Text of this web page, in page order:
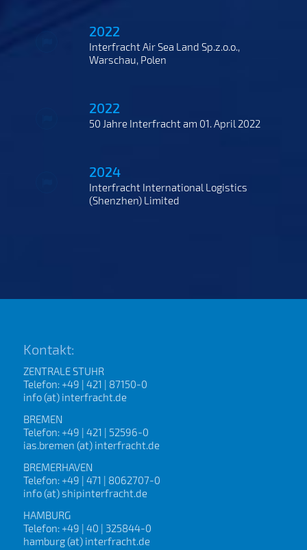
2022
Interfracht Air Sea Land Sp.z.o.o.,
Warschau, Polen
2022
50 Jahre Interfracht am 01. April 2022
2024
Interfracht International Logistics
(Shenzhen) Limited
Kontakt:
ZENTRALE STUHR
Telefon: +49 | 421 | 87150-0
info (at) interfracht.de
BREMEN
Telefon: +49 | 421 | 52596-0
ias.bremen (at) interfracht.de
BREMERHAVEN
Telefon: +49 | 471 | 8062707-0
info (at) shipinterfracht.de
HAMBURG
Telefon: +49 | 40 | 325844-0
hamburg (at) interfracht.de